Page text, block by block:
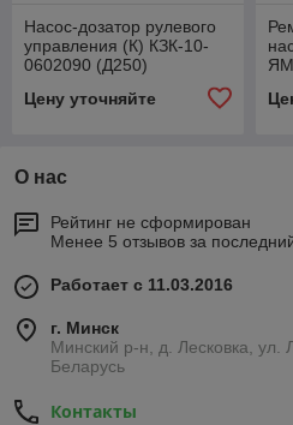
Насос-дозатор рулевого
управления (К) КЗК-10-
0602090 (Д250)
Цену уточняйте
О нас
Рейтинг не сформирован
Менее 5 отзывов за
Работает с 11.03.2016
г. Минск
Минский р-н, д. Лесковка, ул.
Беларусь
Контакты